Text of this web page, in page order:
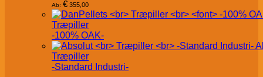
Ab: € 355,00
Træpiller
-100% OAK-
Træpiller
-Standard Industri-